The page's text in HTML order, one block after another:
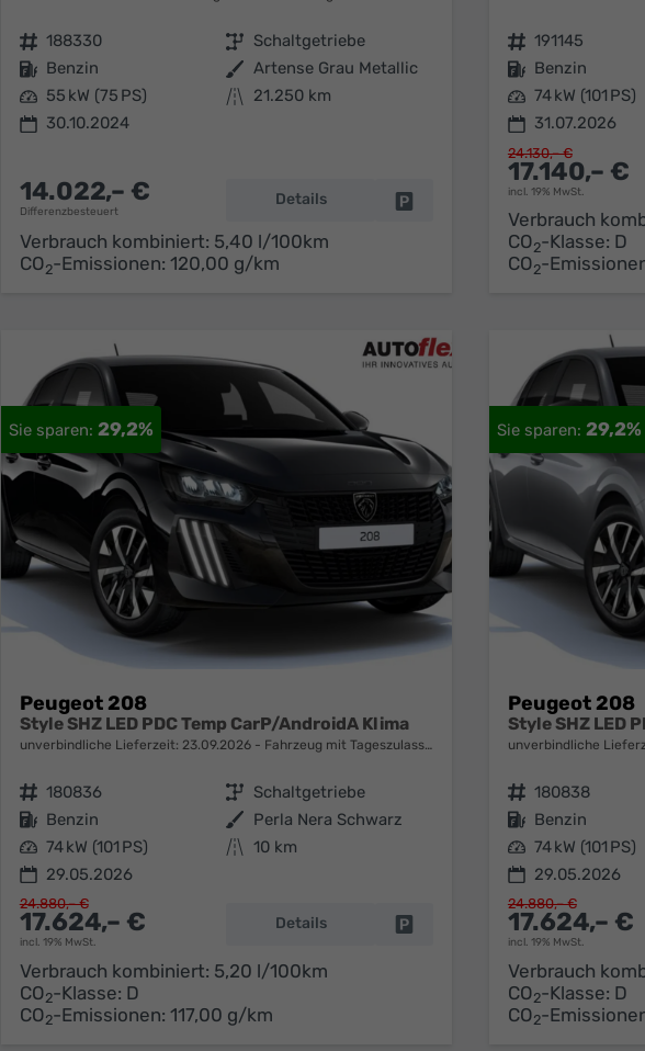
Fahrzeugnr. 188330 Getriebe Schaltgetriebe
Kraftstoff Benzin Außenfarbe Artense Grau Metallic
Leistung 55 kW (75 PS) Kilometerstand
21.250 km
30.10.2024
14.022,– €
Differenzbesteuert
Details Fahrzeug parken
Verbrauch kombiniert: 5,40 l/100km
CO2-Emissionen: 120,00 g/km
Fahrzeugnr. 191145
Kraftstoff Benzin
Leistung 74 kW (101 PS)
31.07.2026
17.140,– €
incl. 19% MwSt.
24.130,– €
Verbrauch
CO2-Klasse: D
CO2-
29,2%
Peugeot 208
Style SHZ LED PDC Temp CarP/AndroidA Klima
unverbindliche Lieferzeit: 23.09.2026 Fahrzeug mit Tageszulassung
Fahrzeugnr. 180836 Getriebe Schaltgetriebe
Kraftstoff Benzin Außenfarbe Perla Nera Schwarz
Leistung 74 kW (101 PS) Kilometerstand 10 km
29.05.2026
17.624,– €
incl. 19% MwSt.
24.880,– €
Details Fahrzeug parken
Verbrauch kombiniert: 5,20 l/100km
CO2-Klasse: D
CO2-Emissionen: 117,00 g/km
29,2%
Peugeot 208
Style SHZ LED
unverbindliche
Fahrzeugnr. 180838
Kraftstoff Benzin
Leistung 74 kW (101 PS)
29.05.2026
17.624,– €
incl. 19% MwSt.
24.880,– €
Verbrauch
CO2-Klasse: D
CO2-